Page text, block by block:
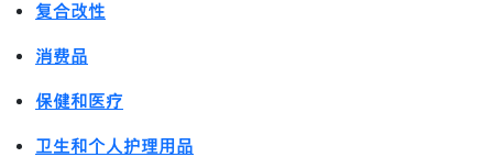
复合改性
消费品
保健和医疗
卫生和个人护理用品